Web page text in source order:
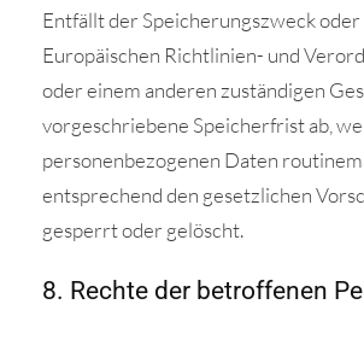
Entfällt der Speicherungszweck
Europäischen Richtlinien- und
oder einem anderen zuständigen
vorgeschriebene Speicherfrist ab,
personenbezogenen Daten
entsprechend den gesetzlichen
gesperrt oder gelöscht.
8. Rechte der betroffenen